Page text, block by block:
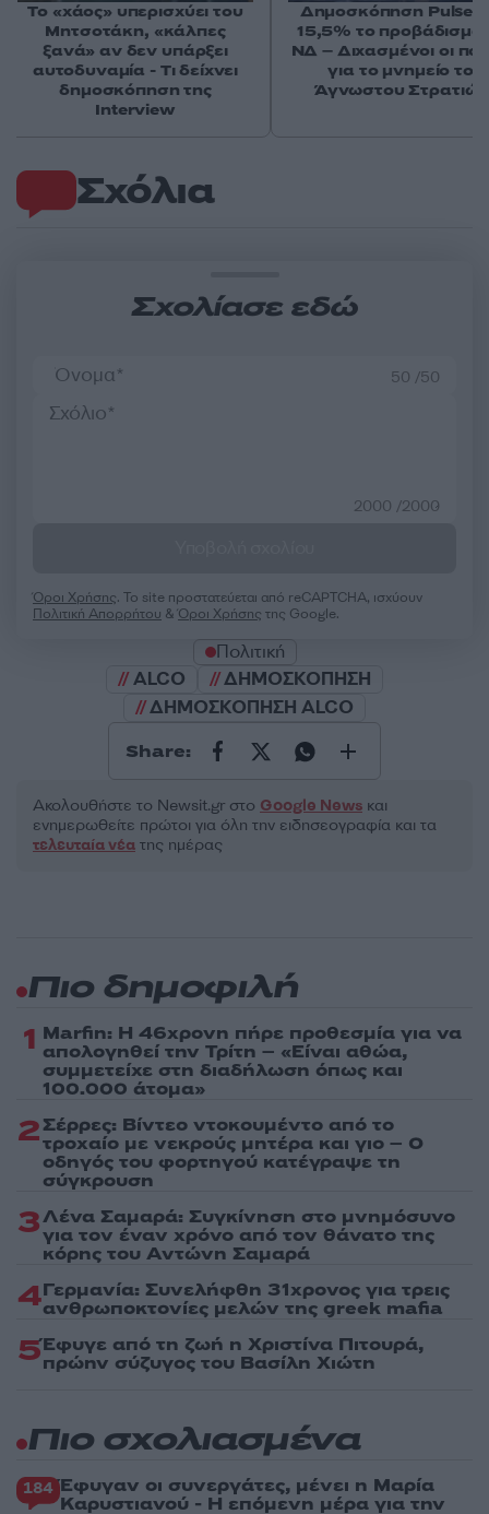
Σχόλια
Σχολίασε εδώ
50 /50
2000 /2000
Όροι Χρήσης. Το site προστατεύεται από reCAPTCHA, ισχύουν
Πολιτική Απορρήτου &Όροι Χρήσης της Google.
Πολιτική
ALCO
ΔΗΜΟΣΚΟΠΗΣΗ
ΔΗΜΟΣΚΟΠΗΣΗ ALCO
Share:
Ακολουθήστε το Νewsit.gr στο Google News και
ενημερωθείτε πρώτοι για όλη την ειδησεογραφία και τα
τελευταία νέα της ημέρας
Το «χάος» υπερισχύει του
Μητσοτάκη, «κάλπες
ξανά» αν δεν υπάρξει
αυτοδυναμία - Τι δείχνει
δημοσκόπηση της
Interview
Δημοσκόπηση Pulse:
15,5% το προβάδισμα
ΝΔ – Διχασμένοι οι
για το μνημείο του
Άγνωστου
Πιο δημοφιλή
1 Marfin: Η 46χρονη πήρε προθεσμία για να
απολογηθεί την Τρίτη – «Είναι αθώα,
συμμετείχε στη διαδήλωση όπως και
100.000 άτομα»
2Σέρρες: Βίντεο ντοκουμέντο από το
τροχαίο με νεκρούς μητέρα και γιο – Ο
οδηγός του φορτηγού κατέγραψε τη
σύγκρουση
3Λένα Σαμαρά: Συγκίνηση στο μνημόσυνο
για τον έναν χρόνο από τον θάνατο της
κόρης του Αντώνη Σαμαρά
4Γερμανία: Συνελήφθη 31χρονος για τρεις
ανθρωποκτονίες μελών της greek mafia
5Έφυγε από τη ζωή η Χριστίνα Πιτουρά,
πρώην σύζυγος του Βασίλη Χιώτη
Πιο σχολιασμένα
184 Έφυγαν οι συνεργάτες, μένει η Μαρία
Καρυστιανού - Η επόμενη μέρα για την